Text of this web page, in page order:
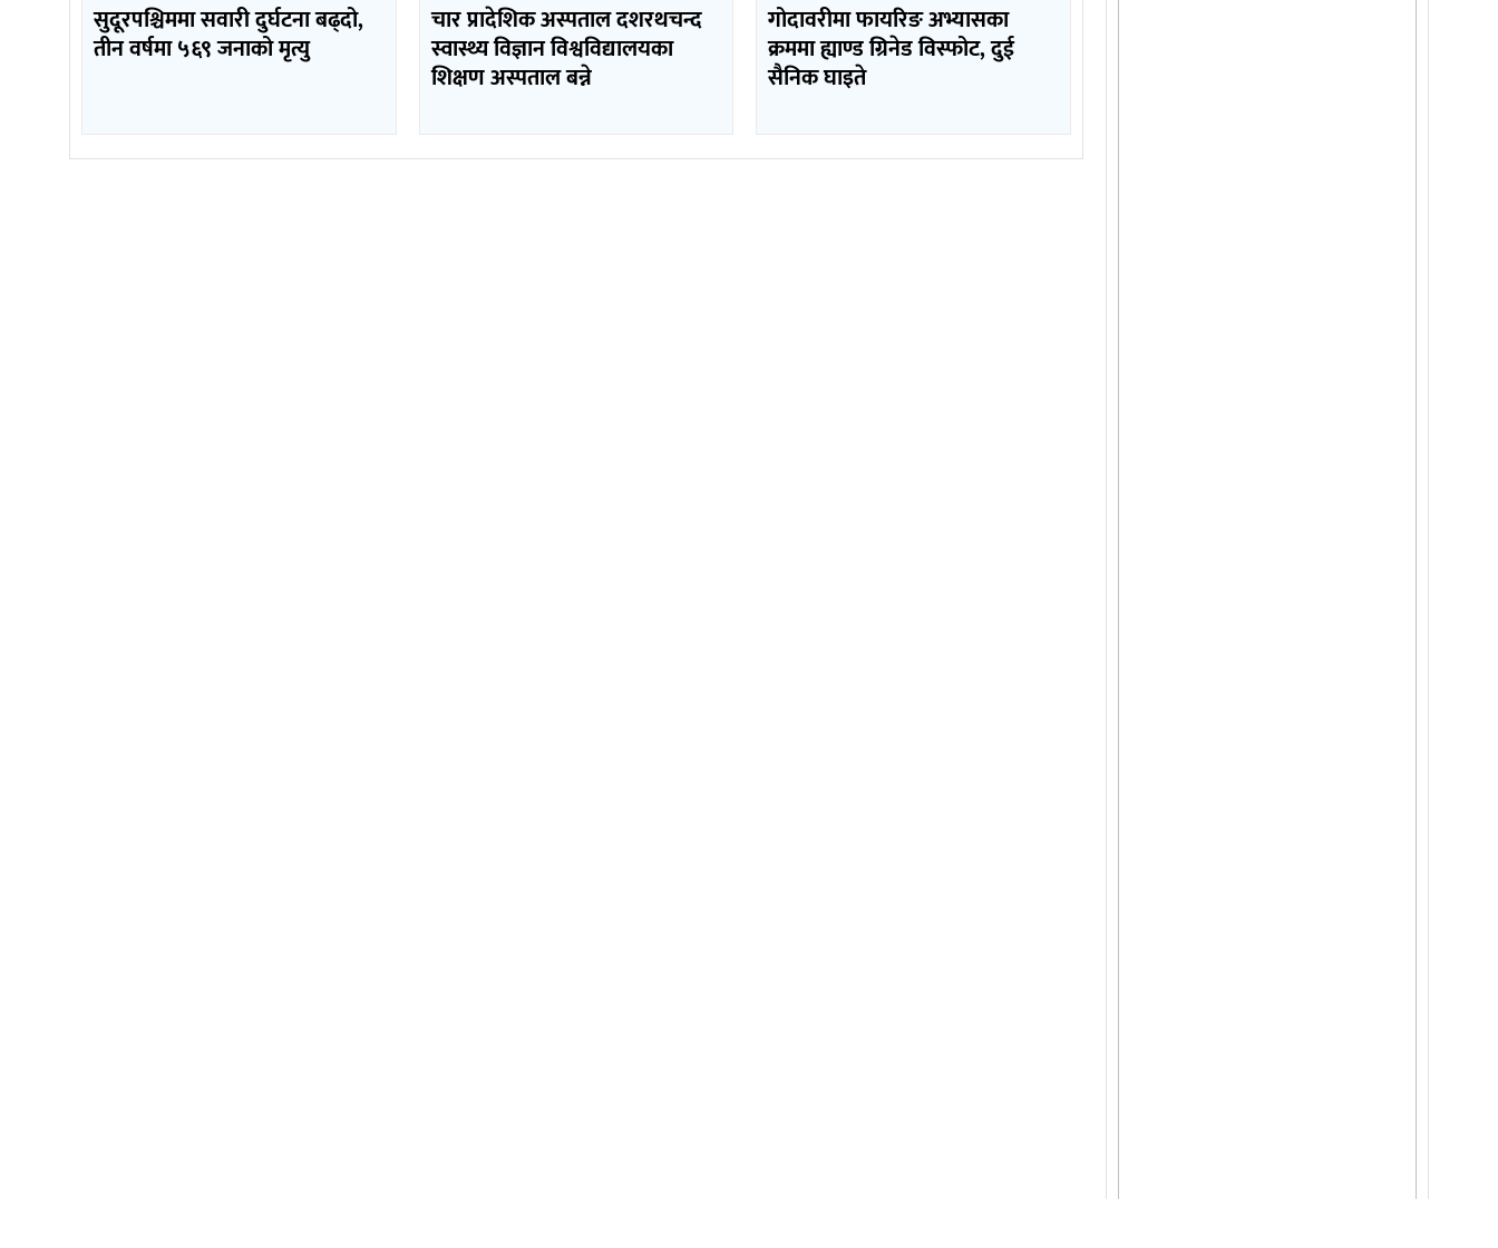
सुदूरपश्चिममा सवारी दुर्घटना बढ्दो,
तीन वर्षमा ५६९ जनाको मृत्यु
चार प्रादेशिक अस्पताल दशरथचन्द
स्वास्थ्य विज्ञान विश्वविद्यालयका
शिक्षण अस्पताल बन्ने
गोदावरीमा फायरिङ अभ्यासका
क्रममा ह्याण्ड ग्रिनेड विस्फोट, दुई
सैनिक घाइते